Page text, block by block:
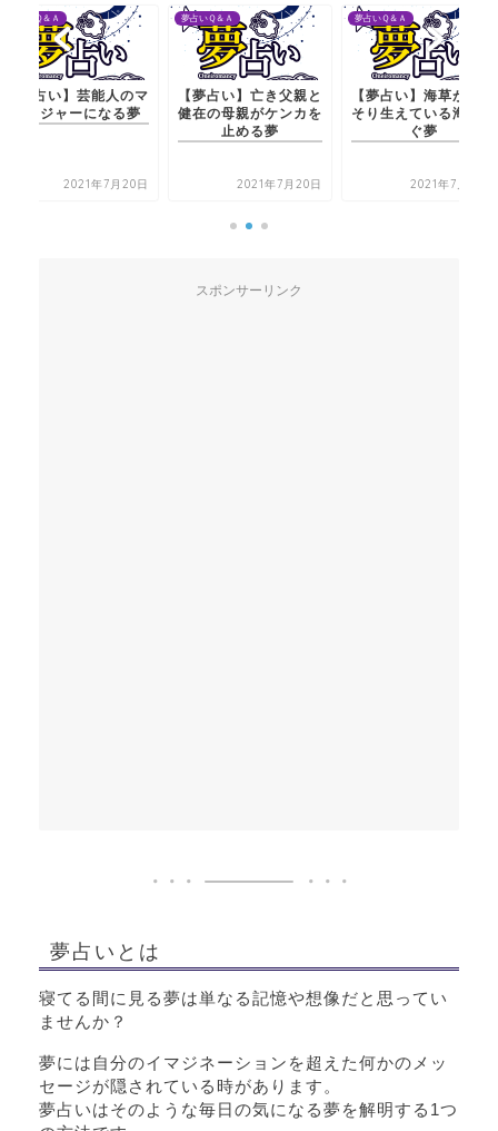
夢占いＱ＆Ａ
【夢占い】芸能人のマ
ネージャーになる夢
2021年7月20日
夢占いＱ＆Ａ
【夢占い】亡き父親と
健在の母親がケンカを
止める夢
2021年7月20日
夢占いＱ＆Ａ
【夢占い】海草がごっ
そり生えている海を泳
ぐ夢
2021年7月20日
スポンサーリンク
夢占いとは
寝てる間に見る夢は単なる記憶や想像だと思ってい
ませんか？
夢には自分のイマジネーションを超えた何かのメッ
セージが隠されている時があります。
夢占いはそのような毎日の気になる夢を解明する1つ